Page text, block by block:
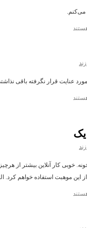
می‌کنم.
زند
عنایت قرار نگرفته باقی
زند
خوبی کار آنلاین بیشتر از
این موهبت استفاده خواهم کرد.